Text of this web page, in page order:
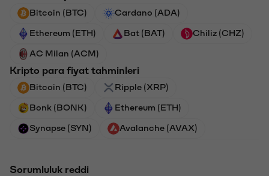
Bitcoin (BTC) Cardano (ADA)
Ethereum (ETH) Bat (BAT) Chiliz (CHZ)
AC Milan (ACM)
Kripto para fiyat tahminleri
Bitcoin (BTC) Ripple (XRP)
Bonk (BONK) Ethereum (ETH)
Synapse (SYN) Avalanche (AVAX)
Sorumluluk reddi